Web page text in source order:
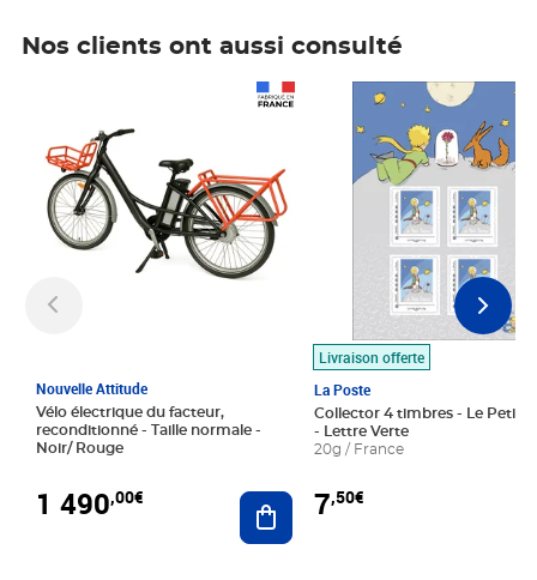
Nos clients ont aussi consulté
Nouvelle Attitude
Vélo électrique du facteur,
reconditionné - Taille normale -
Noir/ Rouge
1 490,00€ Ajouter au panier
Livraison offerte
La Poste
Collector 4 timbres - Le Petit
- Lettre Verte
20g / France
7,50€
Prix 7,50€